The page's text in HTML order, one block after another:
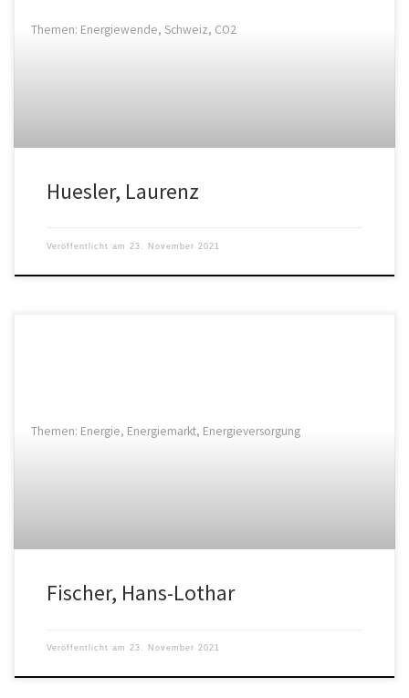
Themen: Energiewende, Schweiz, CO2
Huesler, Laurenz
Veröffentlicht am 23. November 2021
Themen: Energie, Energiemarkt, Energieversorgung
Fischer, Hans-Lothar
Veröffentlicht am 23. November 2021